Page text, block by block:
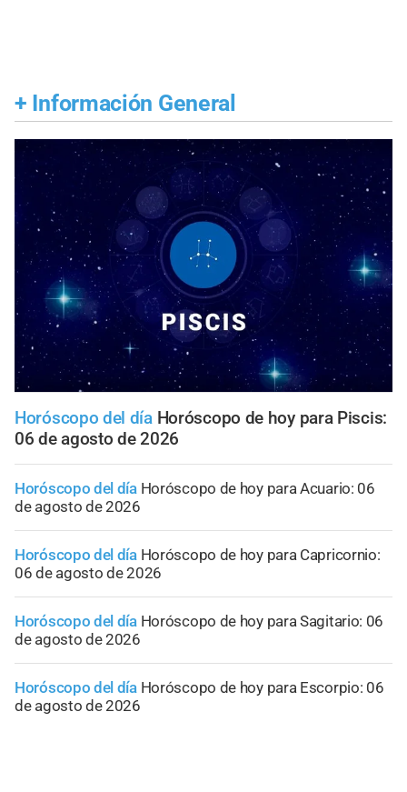
+ Información General
Horóscopo del día Horóscopo de hoy para Piscis:
06 de agosto de 2026
Horóscopo del día Horóscopo de hoy para Acuario: 06
de agosto de 2026
Horóscopo del día Horóscopo de hoy para Capricornio:
06 de agosto de 2026
Horóscopo del día Horóscopo de hoy para Sagitario: 06
de agosto de 2026
Horóscopo del día Horóscopo de hoy para Escorpio: 06
de agosto de 2026